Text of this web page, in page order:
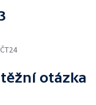
otázka